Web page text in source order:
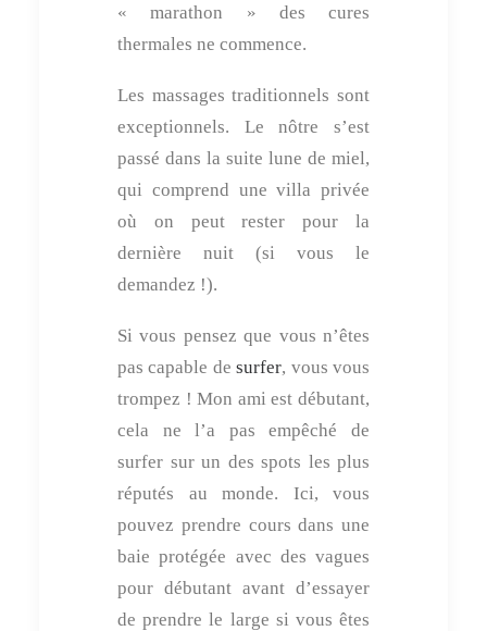
« marathon » des cures
thermales ne commence.
Les massages traditionnels sont
exceptionnels. Le nôtre s’est
passé dans la suite lune de miel,
qui comprend une villa privée
où on peut rester pour la
dernière nuit (si vous le
demandez !).
Si vous pensez que vous n’êtes
pas capable desurfer, vous vous
trompez ! Mon ami est débutant,
cela ne l’a pas empêché de
surfer sur un des spots les plus
réputés au monde. Ici, vous
pouvez prendre cours dans une
baie protégée avec des vagues
pour débutant avant d’essayer
de prendre le large si vous êtes